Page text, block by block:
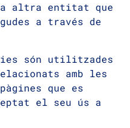
altra entitat que
a través de
són utilitzades
amb les
que es
el seu ús a